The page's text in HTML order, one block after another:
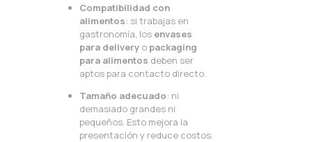
Compatibilidad con
alimentos: si trabajas en
gastronomía, los envases
para delivery o packaging
para alimentos deben ser
aptos para contacto directo.
Tamaño adecuado: ni
demasiado grandes ni
pequeños. Esto mejora la
presentación y reduce costos.